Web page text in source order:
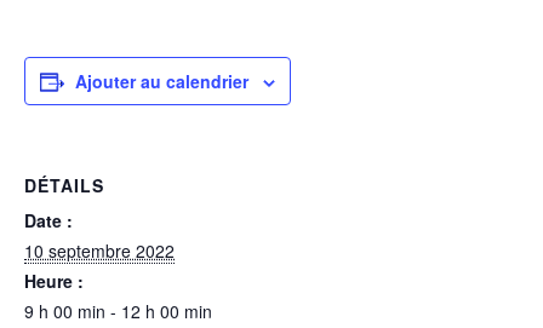
Ajouter au calendrier
DÉTAILS
Date :
10 septembre 2022
Heure :
9 h 00 min - 12 h 00 min